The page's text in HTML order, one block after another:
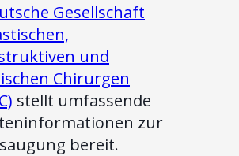
Gesellschaft
und
Chirurgen
stellt umfassende
zur
bereit.